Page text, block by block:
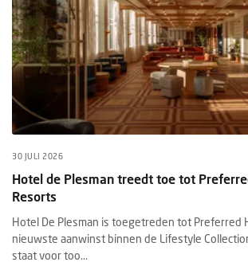
30 JULI 2026
Hotel de Plesman treedt toe tot
Resorts
Hotel De Plesman is toegetreden tot Preferred
nieuwste aanwinst binnen de Lifestyle
staat voor too...